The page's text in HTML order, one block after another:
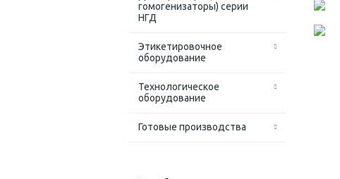
гомогенизаторы) серии
НГД
Этикетировочное
оборудование
Технологическое
оборудование
Готовые производства